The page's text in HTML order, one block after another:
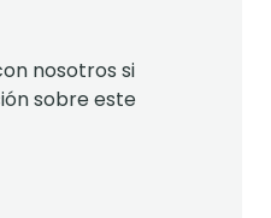
nosotros si
sobre este